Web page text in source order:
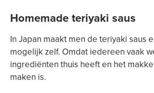
Homemade teriyaki saus
In Japan maakt men de teriyaki saus
mogelijk zelf. Omdat iedereen vaak
ingrediënten thuis heeft en het
maken is.